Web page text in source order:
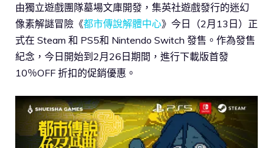
由獨立遊戲團隊墓場文庫開發，集英社遊戲發行的迷幻
像素解謎冒險《都市傳說解體中心》今日（2月13日）正
式在 Steam 和 PS5和 Nintendo Switch 發售。作為發售
紀念，今日開始到2月26日期間，進行下載版首發
10％OFF 折扣的促銷優惠。